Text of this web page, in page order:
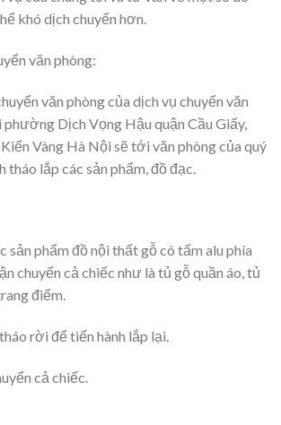
khó dịch chuyển hơn.
văn phòng:
văn phòng của dịch vụ chuyển văn
Dịch Vọng Hậu quận Cầu Giấy,
Vàng Hà Nội sẽ tới văn phòng của quý
tháo lắp các sản phẩm, đồ đạc.
sản phẩm đồ nội thất gỗ có tấm alu phía
chuyển cả chiếc như là tủ gỗ quần áo, tủ
điểm.
rời để tiến hành lắp lại.
cả chiếc.